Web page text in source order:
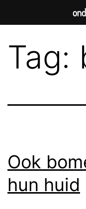
Tag:
Ook
hun huid